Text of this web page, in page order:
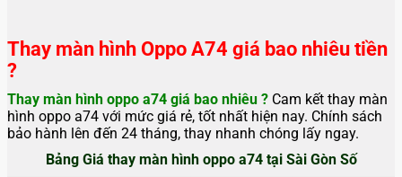
Thay màn hình Oppo A74 giá bao nhiêu tiền
?
Thay màn hình oppo a74 giá bao nhiêu ? Cam kết thay màn
hình oppo a74 với mức giá rẻ, tốt nhất hiện nay. Chính sách
bảo hành lên đến 24 tháng, thay nhanh chóng lấy ngay.
Bảng Giá thay màn hình oppo a74 tại Sài Gòn Số